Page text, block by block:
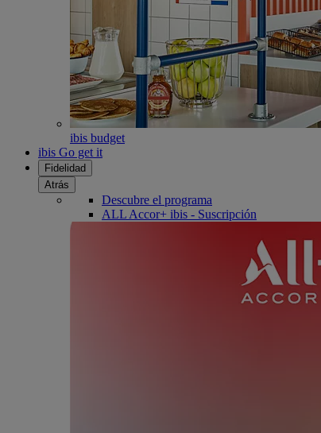
ibis budget
ibis Go get it
Fidelidad
Atrás
Descubre el programa
ALL Accor+ ibis - Suscripción